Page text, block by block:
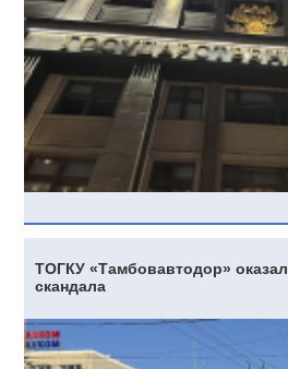
ТОГКУ «Тамбовавтодор»
скандала